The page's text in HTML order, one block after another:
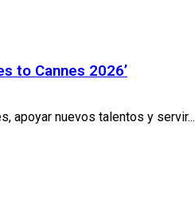
to Cannes 2026’
apoyar nuevos talentos y servir...